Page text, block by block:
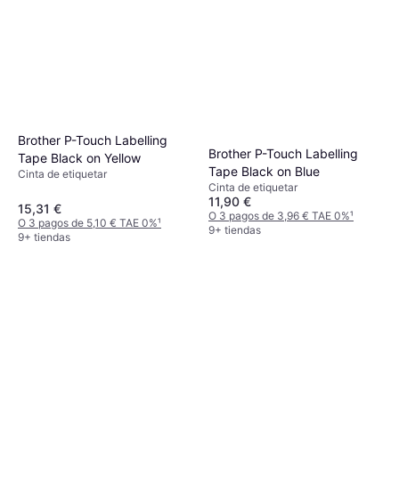
Brother P-Touch Labelling
Tape Black on Yellow
Cinta de etiquetar
15,31 €
O 3 pagos de 5,10 € TAE 0%¹
9+ tiendas
Brother P-Touch Labelling
Tape Black on Blue
Cinta de etiquetar
11,90 €
O 3 pagos de 3,96 € TAE 0%¹
9+ tiendas